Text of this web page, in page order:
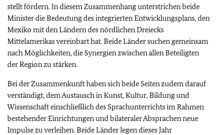
stellt fördern. In diesem Zusammenhang unterstrichen beide
Minister die Bedeutung des integrierten Entwicklungsplans, den
Mexiko mit den Ländern des nördlichen Dreiecks
Mittelamerikas vereinbart hat. Beide Länder suchen gemeinsam
nach Möglichkeiten, die Synergien zwischen allen Beteiligten
der Region zu stärken.
Bei der Zusammenkunft haben sich beide Seiten zudem darauf
verständigt, dem Austausch in Kunst, Kultur, Bildung und
Wissenschaft einschließlich des Sprachunterrichts im Rahmen
bestehender Einrichtungen und bilateraler Absprachen neue
Impulse zu verleihen. Beide Länder legen dieses Jahr